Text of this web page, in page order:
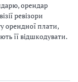
орендар
ревізори
орендної плати,
її відшкодувати.